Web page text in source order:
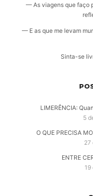
— As viagens que faço
— E as que me levam
Sinta-se
LIMERÊNCIA:
5
O QUE PRECISA
27
ENTRE
19